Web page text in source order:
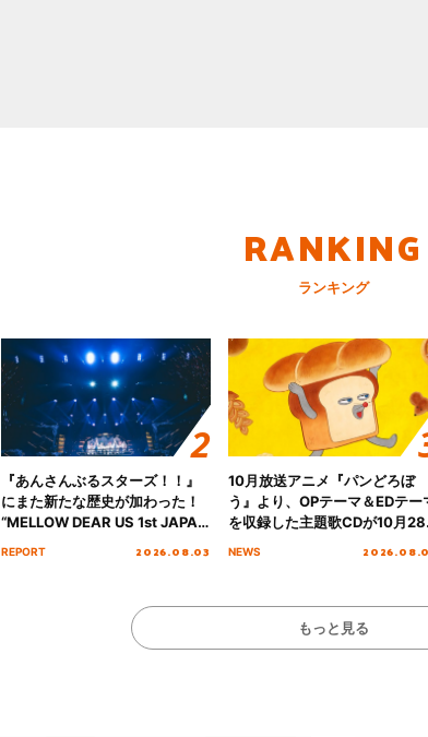
RANKING
ランキング
『あんさんぶるスターズ！！』
にまた新たな歴史が加わった！
“MELLOW DEAR US 1st JAPAN
REPORT 2026.08.03
10月放送アニメ『パンどろぼ
う』より、OPテーマ＆EDテー
を収録した主題歌CDが10月28
NEWS
もっと見る